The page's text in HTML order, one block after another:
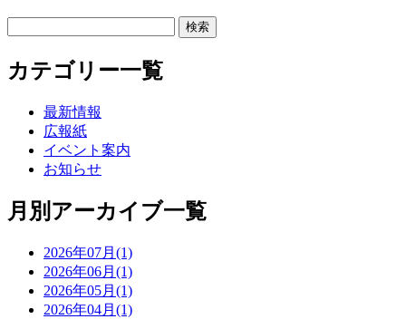
カテゴリー一覧
最新情報
広報紙
イベント案内
お知らせ
月別アーカイブ一覧
2026年07月(1)
2026年06月(1)
2026年05月(1)
2026年04月(1)